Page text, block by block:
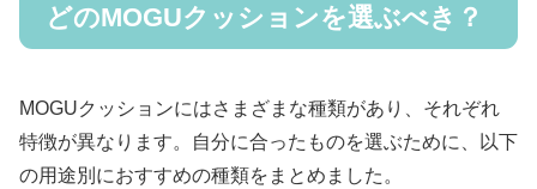
どのMOGUクッションを選ぶべき？
MOGUクッションにはさまざまな種類があり、それぞれ
特徴が異なります。自分に合ったものを選ぶために、以下
の用途別におすすめの種類をまとめました。